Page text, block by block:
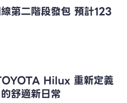
第二階段發包 預計123
Hilux 重新定義
舒適新日常